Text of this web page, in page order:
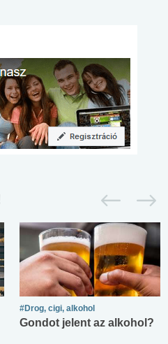
#Drog, cigi, alkohol
Gondot jelent az alkohol?